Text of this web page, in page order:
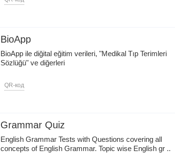
BioApp
BioApp ile diğital eğitim verileri, "Medikal Tıp Terimleri
Sözlüğü" ve diğerleri
QR-код
Grammar Quiz
English Grammar Tests with Questions covering all
concepts of English Grammar. Topic wise English gr ..